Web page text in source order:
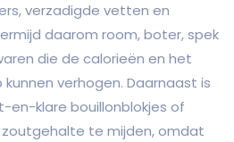
verzadigde vetten en
daarom room, boter, spek
die de calorieën en het
verhogen. Daarnaast is
en-klare bouillonblokjes of
te mijden, omdat